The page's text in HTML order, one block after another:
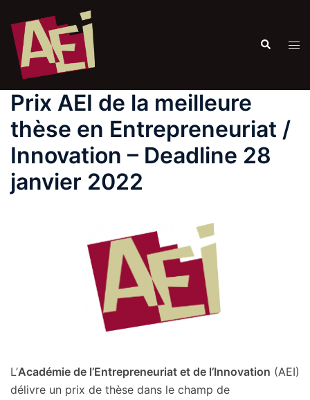
Prix AEI de la meilleure
thèse en Entrepreneuriat /
Innovation – Deadline 28
janvier 2022
L’Académie de l’Entrepreneuriat et de l’Innovation (AEI)
délivre un prix de thèse dans le champ de